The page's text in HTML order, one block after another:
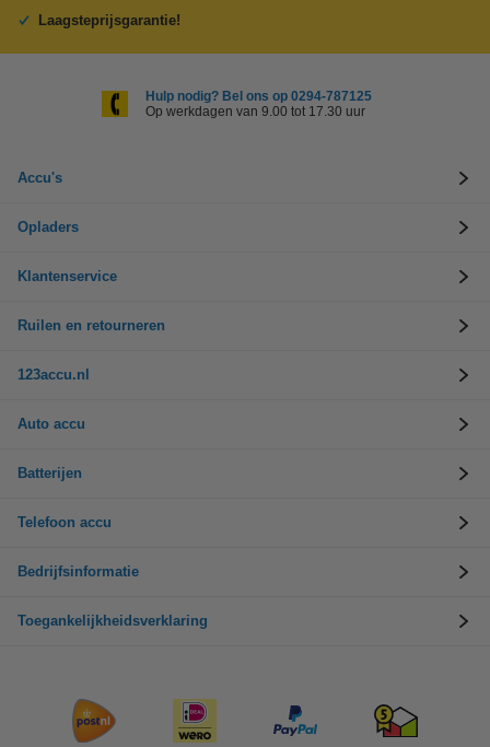
Laagsteprijsgarantie!
Hulp nodig? Bel ons op 0294-787125
Op werkdagen van 9.00 tot 17.30 uur
Accu's
Opladers
Klantenservice
Ruilen en retourneren
123accu.nl
Auto accu
Batterijen
Telefoon accu
Bedrijfsinformatie
Toegankelijkheidsverklaring